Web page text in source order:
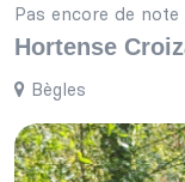
Pas encore de note
Hortense
Bègles